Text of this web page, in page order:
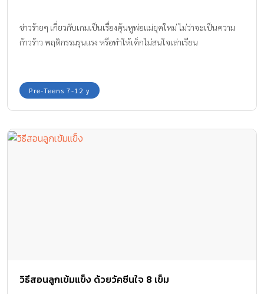
ข่าวร้ายๆ เกี่ยวกับเกมเป็นเรื่องคุ้นหูพ่อแม่ยุคใหม่ ไม่ว่าจะเป็นความ
ก้าวร้าว พฤติกรรมรุนแรง หรือทำให้เด็กไม่สนใจเล่าเรียน
Pre-Teens 7-12 y
วิธีสอนลูกเข้มแข็ง ด้วยวัคซีนใจ 8 เข็ม